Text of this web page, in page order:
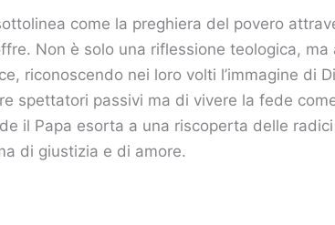
come la preghiera del povero
Non è solo una riflessione teologica, ma
riconoscendo nei loro volti l’immagine di
spettatori passivi ma di vivere la fede
il Papa esorta a una riscoperta delle
di giustizia e di amore.